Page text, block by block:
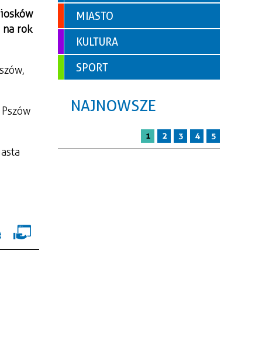
rok
MIASTO
KULTURA
SPORT
NAJNOWSZE
1 2 3 4 5